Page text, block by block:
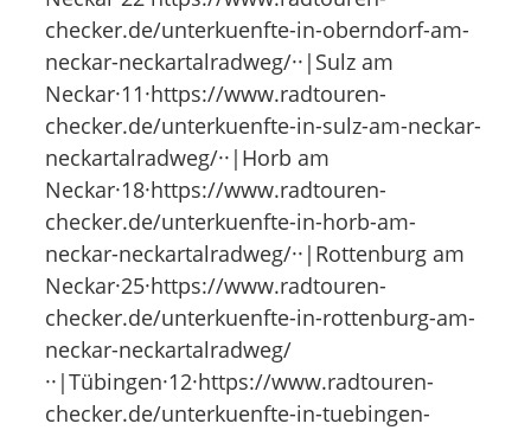
checker.de/unterkuenfte-in-oberndorf-am-
neckar-neckartalradweg/··|Sulz am
Neckar·11·https://www.radtouren-
checker.de/unterkuenfte-in-sulz-am-neckar-
neckartalradweg/··|Horb am
Neckar·18·https://www.radtouren-
checker.de/unterkuenfte-in-horb-am-
neckar-neckartalradweg/··|Rottenburg am
Neckar·25·https://www.radtouren-
checker.de/unterkuenfte-in-rottenburg-am-
neckar-neckartalradweg/
··|Tübingen·12·https://www.radtouren-
checker.de/unterkuenfte-in-tuebingen-